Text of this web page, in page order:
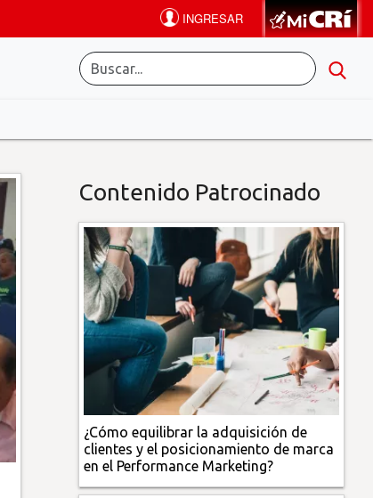
Contenido Patrocinado
¿Cómo equilibrar la adquisición de
clientes y el posicionamiento de marca
en el Performance Marketing?